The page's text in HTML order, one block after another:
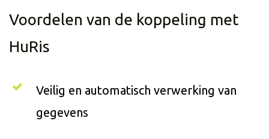
Voordelen van de koppeling met
HuRis
Veilig en automatisch verwerking van
gegevens